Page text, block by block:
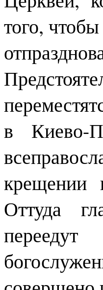
того,
в Киево-
крещении
Оттуда